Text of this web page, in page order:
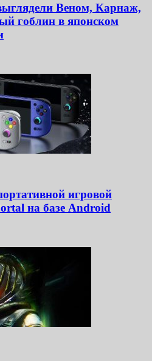
Веном, Карнаж,
гоблин в японском
игровой
на базе Android